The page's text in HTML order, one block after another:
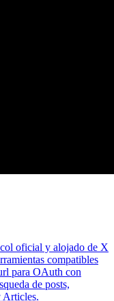
oficial y alojado de X
compatibles
para OAuth con
de posts,
Articles.